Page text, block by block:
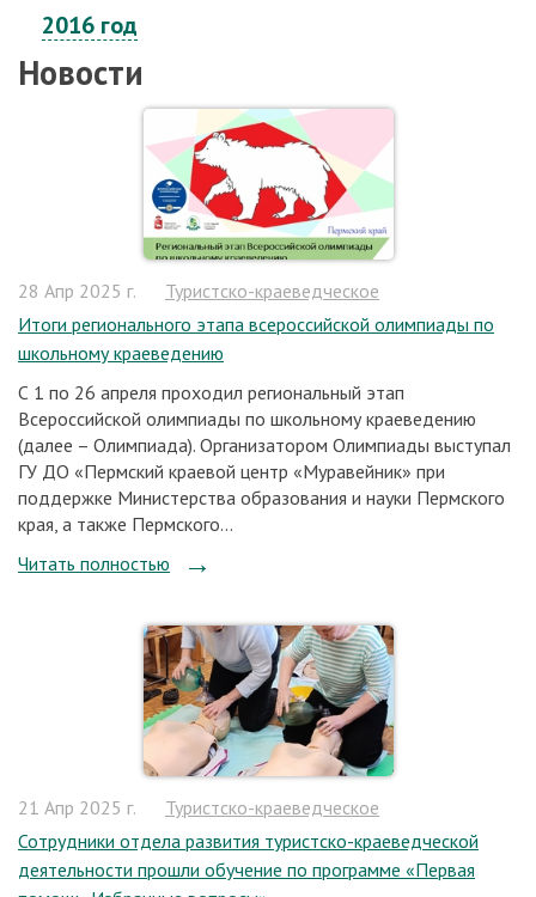
2016 год
Новости
28 Апр 2025 г.
Туристско-краеведческое
Итоги регионального этапа всероссийской олимпиады по
школьному краеведению
С 1 по 26 апреля проходил региональный этап
Всероссийской олимпиады по школьному краеведению
(далее – Олимпиада). Организатором Олимпиады выступал
ГУ ДО «Пермский краевой центр «Муравейник» при
поддержке Министерства образования и науки Пермского
края, а также Пермского...
Читать полностью
21 Апр 2025 г.
Туристско-краеведческое
Сотрудники отдела развития туристско-краеведческой
деятельности прошли обучение по программе «Первая